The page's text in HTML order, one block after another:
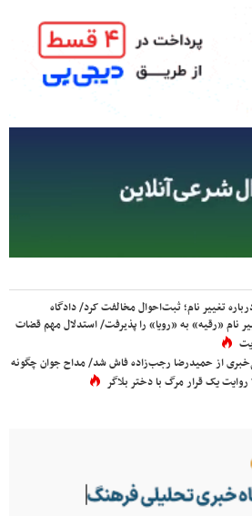
تغییر نام؛ ثبت‌احوال مخالفت کرد/ دادگاه
نام «رقیه» به «رویا» را پذیرفت/ استدلال مهم قضات
بی‌خبری از حمیدرضا رجب‌زاده فاش شد/ مداح جوان چگونه
یک قرار مرگ با دختر بلاگر